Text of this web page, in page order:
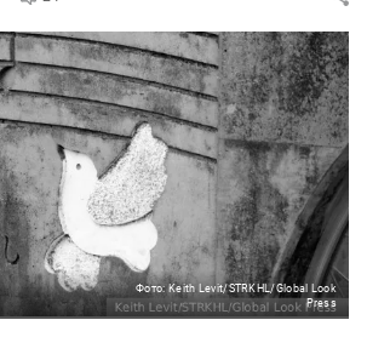
Фото: Keith Levit/STRKHL/Global Look
Press